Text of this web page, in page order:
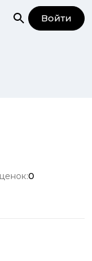
Войти
0